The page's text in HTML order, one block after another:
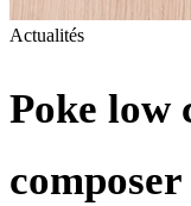
Actualités
Poke low